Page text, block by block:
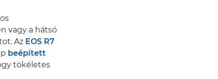
vagy a hátsó
Az EOS R7
beépített
tökéletes